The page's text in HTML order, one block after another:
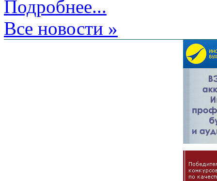
Подробнее...
Все новости »